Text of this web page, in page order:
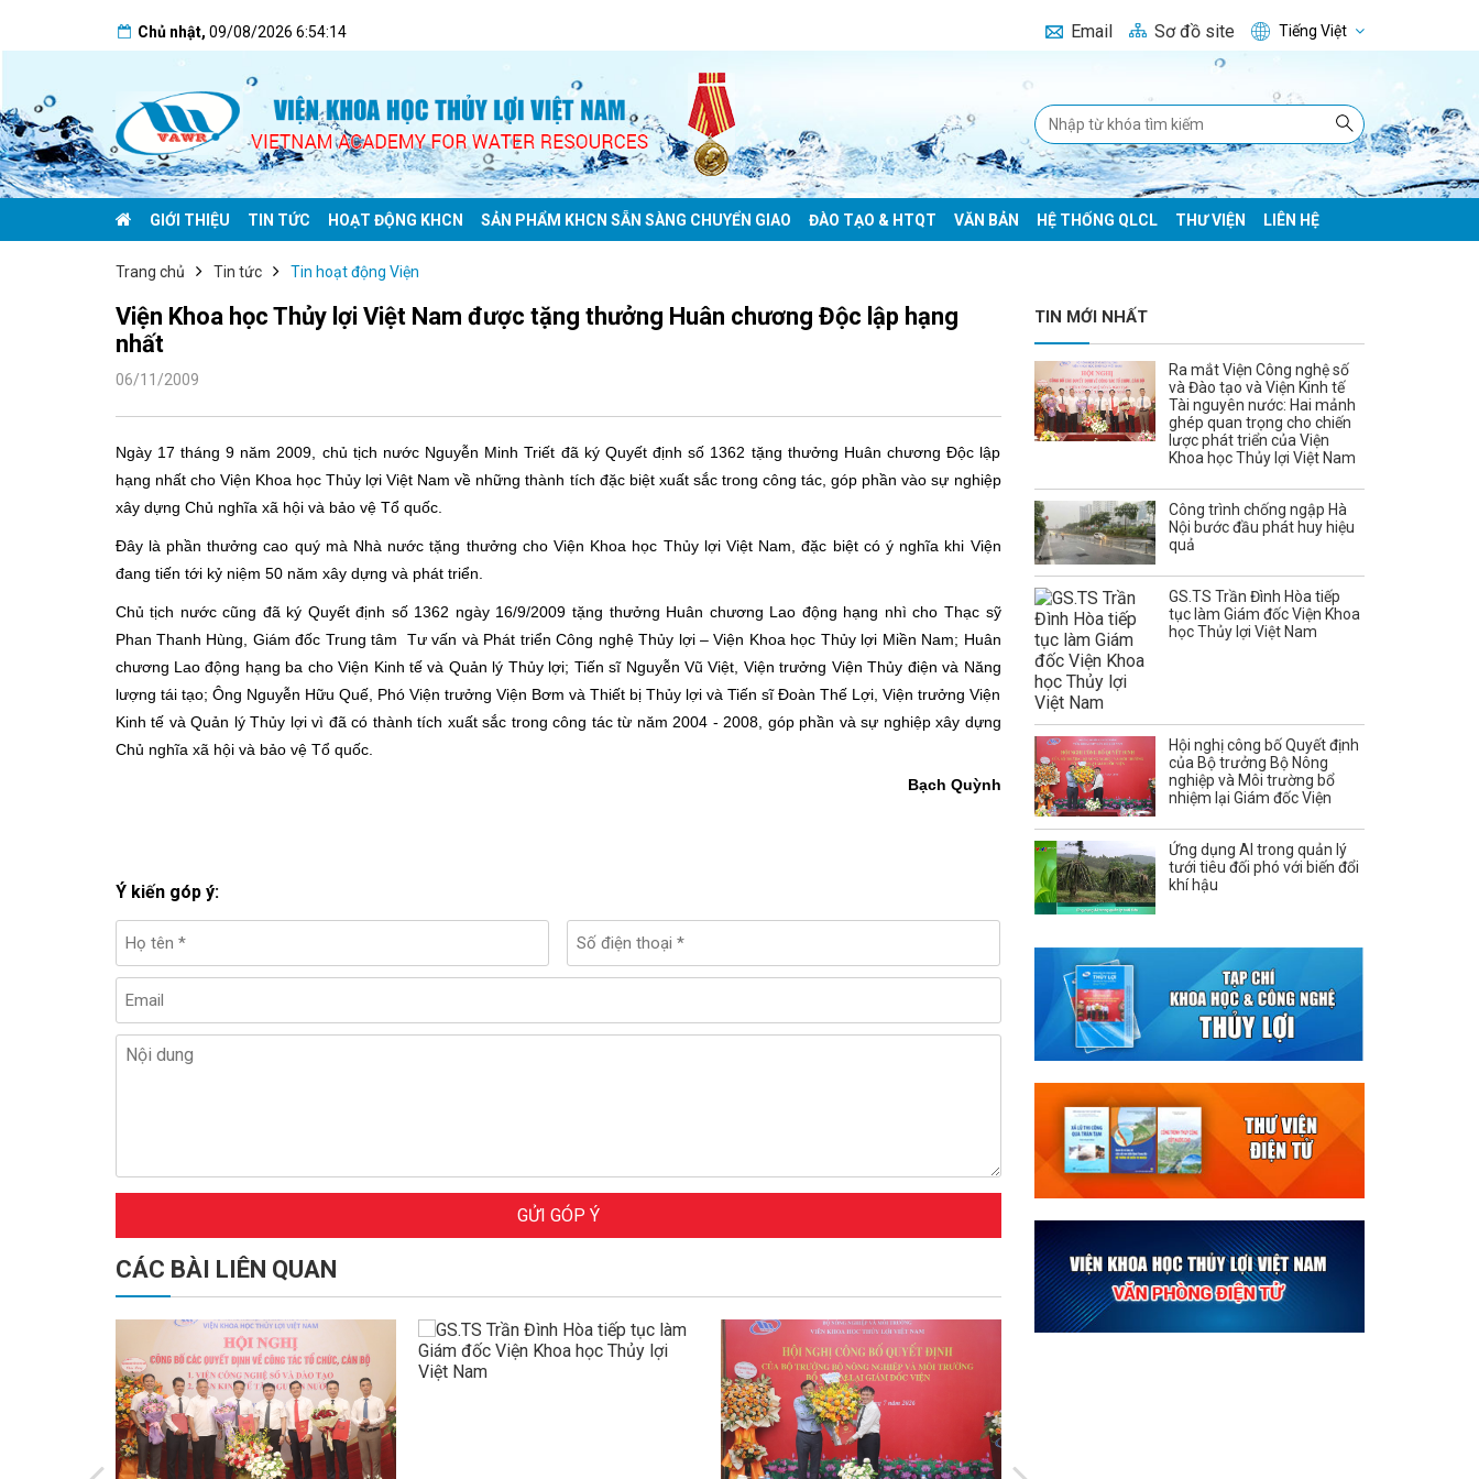
Chủ nhật, 09/08/2026 6:54:14 Email Sơ đồ site Tiếng Việt
GIỚI THIỆU TIN TỨC HOẠT ĐỘNG KHCN SẢN PHẨM KHCN SẴN SÀNG CHUYỂN GIAO ĐÀO TẠO & HTQT VĂN BẢN HỆ THỐNG QLCL THƯ VIỆN LIÊN HỆ
Trang chủ Tin tức Tin hoạt động Viện
Viện Khoa học Thủy lợi Việt Nam được tặng thưởng Huân chương Độc lập hạng
nhất
06/11/2009
Ngày 17 tháng 9 năm 2009, chủ tịch nước Nguyễn Minh Triết đã ký Quyết định số 1362 tặng thưởng Huân chương Độc lập
hạng nhất cho Viện Khoa học Thủy lợi Việt Nam về những thành tích đặc biệt xuất sắc trong công tác, góp phần vào sự nghiệp
xây dựng Chủ nghĩa xã hội và bảo vệ Tổ quốc.
Đây là phần thưởng cao quý mà Nhà nước tặng thưởng cho Viện Khoa học Thủy lợi Việt Nam, đặc biệt có ý nghĩa khi Viện
đang tiến tới kỷ niệm 50 năm xây dựng và phát triển.
Chủ tịch nước cũng đã ký Quyết định số 1362 ngày 16/9/2009 tặng thưởng Huân chương Lao động hạng nhì cho Thạc sỹ
Phan Thanh Hùng, Giám đốc Trung tâm Tư vấn và Phát triển Công nghệ Thủy lợi – Viện Khoa học Thủy lợi Miền Nam; Huân
chương Lao động hạng ba cho Viện Kinh tế và Quản lý Thủy lợi; Tiến sĩ Nguyễn Vũ Việt, Viện trưởng Viện Thủy điện và Năng
lượng tái tạo; Ông Nguyễn Hữu Quế, Phó Viện trưởng Viện Bơm và Thiết bị Thủy lợi và Tiến sĩ Đoàn Thế Lợi, Viện trưởng Viện
Kinh tế và Quản lý Thủy lợi vì đã có thành tích xuất sắc trong công tác từ năm 2004 - 2008, góp phần và sự nghiệp xây dựng
Chủ nghĩa xã hội và bảo vệ Tổ quốc.
Bạch Quỳnh
Ý kiến góp ý:
GỬI GÓP Ý
CÁC BÀI LIÊN QUAN
TIN MỚI NHẤT
Ra mắt Viện Công nghệ số
và Đào tạo và Viện Kinh tế
Tài nguyên nước: Hai mảnh
ghép quan trọng cho chiến
lược phát triển của Viện
Khoa học Thủy lợi Việt Nam
Công trình chống ngập Hà
Nội bước đầu phát huy hiệu
quả
GS.TS Trần Đình Hòa tiếp
tục làm Giám đốc Viện Khoa
học Thủy lợi Việt Nam
Hội nghị công bố Quyết định
của Bộ trưởng Bộ Nông
nghiệp và Môi trường bổ
nhiệm lại Giám đốc Viện
Ứng dụng AI trong quản lý
tưới tiêu đối phó với biến đổi
khí hậu